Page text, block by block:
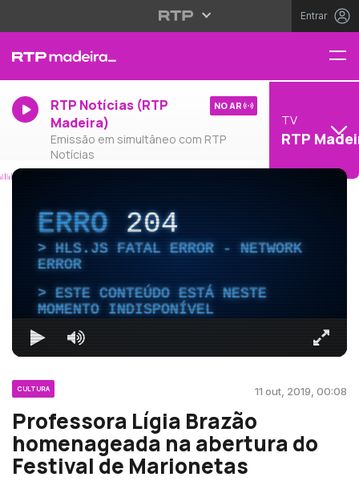
Entrar
RTP Notícias (RTP
Madeira)
Emissão em simultâneo com RTP
Notícias
NO AR
TV
RTP
ERRO204
HLS.JS FATAL ERROR - NETWORK
ERROR
ESTE CONTEÚDO ESTÁ NESTE
MOMENTO INDISPONÍVEL
CULTURA 11 out, 2019, 00:08
Professora Lígia Brazão
homenageada na abertura do
Festival de Marionetas